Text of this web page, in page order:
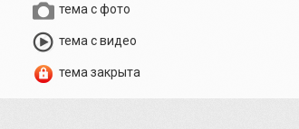
тема с фото
тема с видео
тема закрыта